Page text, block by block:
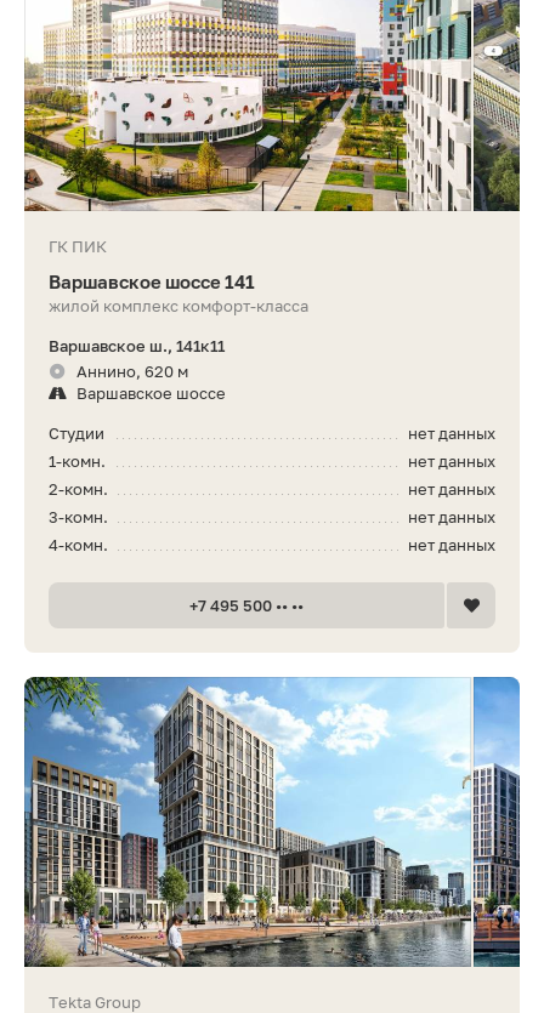
ГК ПИК
Варшавское шоссе 141
жилой комплекс комфорт-класса
Варшавское ш., 141к11
Аннино, 620 м
Варшавское шоссе
нет данных
Студии
нет данных
1-комн.
нет данных
2-комн.
нет данных
3-комн.
нет данных
4-комн.
+7 495 500 •• ••
Tekta Group